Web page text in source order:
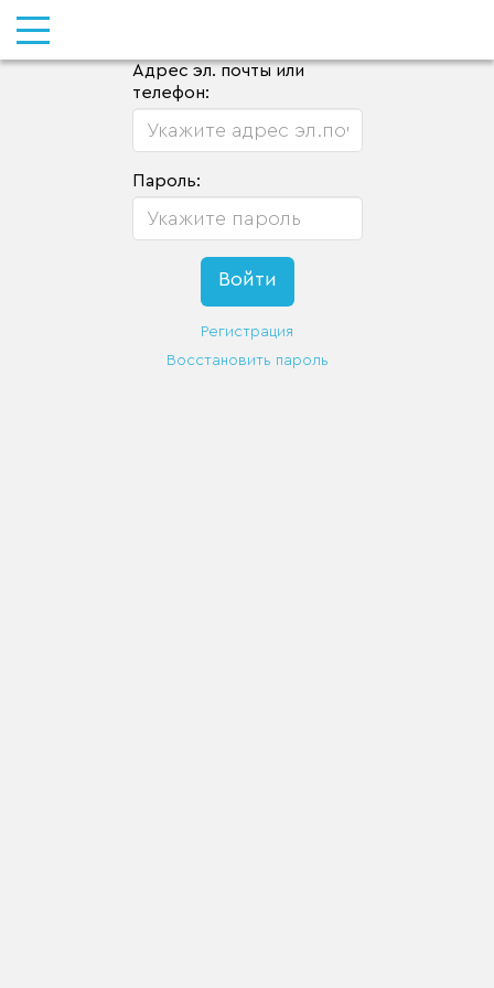
Адрес эл. почты или
телефон:
Пароль:
Регистрация
Восстановить пароль